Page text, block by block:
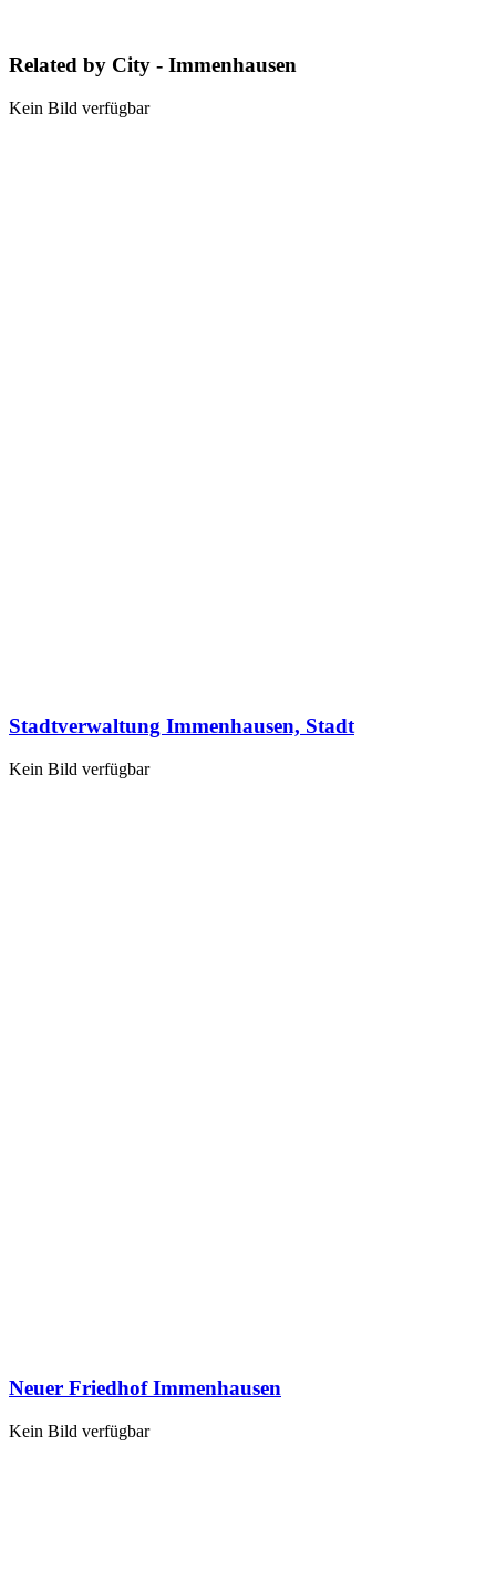
Related by City - Immenhausen
Kein Bild verfügbar
Stadtverwaltung Immenhausen, Stadt
Kein Bild verfügbar
Neuer Friedhof Immenhausen
Kein Bild verfügbar